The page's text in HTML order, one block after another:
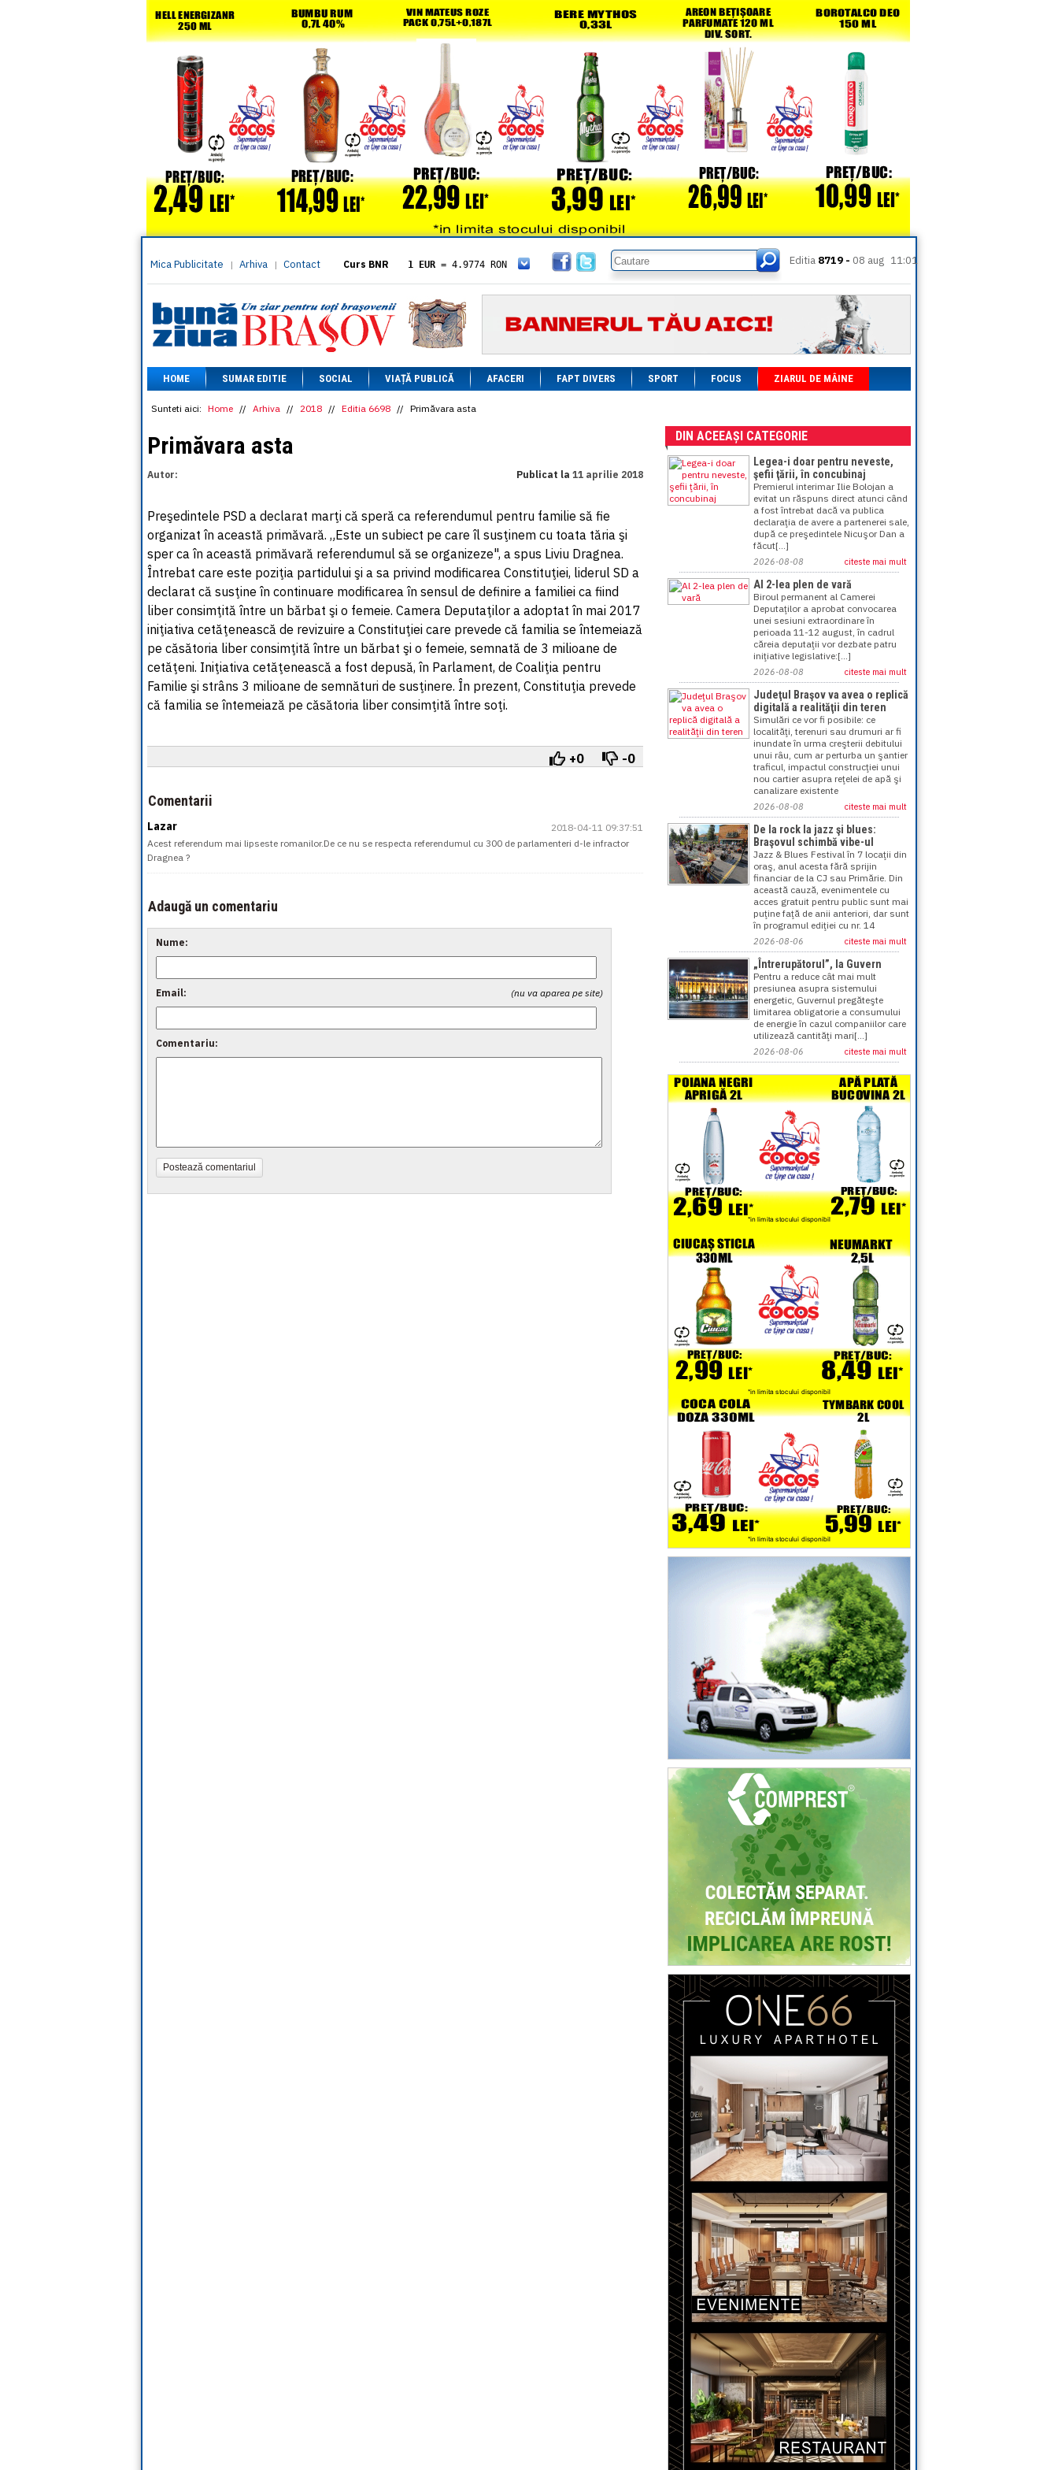
Mica Publicitate | Arhiva | Contact Curs BNR 1 EUR = 4.9774 RON
= 5.8304 RON
1 XAU= 464.4611 RON
1 AED= 1.1933 RON
1 AUD= 2.7957 RON
1 BGN= 2.5449 RON
1 CAD= 3.1559 RON
1 CHF= 5.2813 RON
1 CNY= 0.6015 RON
1 MDL= 0.2538 RON
1 MXN= 0.2227 RON
1 NOK
= 0.4191 RON
1 NZD
= 2.6097 RON
1 PLN= 1.1646 RON
1 RSD= 0.0425 RON
= 0.0530 RON
= 0.4526 RON
1 TRY= 0.1141 RON
1 UAH= 0.1048 RON
1 XDR= 5.9383 RON
1 ZAR
= 0.2318 RON
Editia 8719 - 08 aug 11:01
HOME SUMAR EDITIE SOCIAL VIAȚĂ PUBLICĂ AFACERI FAPT DIVERS SPORT FOCUS ZIARUL DE MÂINE
Sunteti aici: Home // Arhiva // 2018 // Editia 6698 // Primăvara asta
Primăvara asta
Autor: Publicat la 11 aprilie 2018
Preşedintele PSD a declarat marţi că speră ca referendumul pentru familie să fie
organizat în această primăvară. „Este un subiect pe care îl susţinem cu toata tăria şi
sper ca în această primăvară referendumul să se organizeze", a spus Liviu Dragnea.
Întrebat care este poziţia partidului şi a sa privind modificarea Constituţiei, liderul SD a
declarat că susţine în continuare modificarea în sensul de definire a familiei ca fiind
liber consimţită între un bărbat şi o femeie. Camera Deputaţilor a adoptat în mai 2017
iniţiativa cetăţenească de revizuire a Constituţiei care prevede că familia se întemeiază
pe căsătoria liber consimţită între un bărbat şi o femeie, semnată de 3 milioane de
cetăţeni. Iniţiativa cetăţenească a fost depusă, în Parlament, de Coaliţia pentru
Familie şi strâns 3 milioane de semnături de susţinere. În prezent, Constituţia prevede
că familia se întemeiază pe căsătoria liber consimţită între soţi.
+0 -0
Comentarii
Lazar
2018-04-11 09:37:51
Acest referendum mai lipseste romanilor.De ce nu se respecta referendumul cu 300 de parlamenteri d-le infractor
Dragnea ?
Adaugă un comentariu
Nume:
(nu va aparea pe site)
Email:
Comentariu:
Postează comentariul
DIN ACEEAȘI CATEGORIE
Legea-i doar pentru neveste,
şefii ţării, în concubinaj
Premierul interimar Ilie Bolojan a
evitat un răspuns direct atunci când
a fost întrebat dacă va publica
declaraţia de avere a partenerei sale,
după ce preşedintele Nicuşor Dan a
făcut[...]
2026-08-08 citeste mai mult
Al 2-lea plen de vară
Biroul permanent al Camerei
Deputaţilor a aprobat convocarea
unei sesiuni extraordinare în
perioada 11-12 august, în cadrul
căreia deputaţii vor dezbate patru
iniţiative legislative:[...]
2026-08-08 citeste mai mult
Judeţul Braşov va avea o replică
digitală a realităţii din teren
Simulări ce vor fi posibile: ce
localităţi, terenuri sau drumuri ar fi
inundate în urma creşterii debitului
unui râu, cum ar perturba un şantier
traficul, impactul construcţiei unui
nou cartier asupra reţelei de apă şi
canalizare existente
2026-08-08 citeste mai mult
De la rock la jazz şi blues:
Braşovul schimbă vibe-ul
Jazz & Blues Festival în 7 locaţii din
oraş, anul acesta fără sprijin
financiar de la CJ sau Primărie. Din
această cauză, evenimentele cu
acces gratuit pentru public sunt mai
puţine faţă de anii anteriori, dar sunt
în programul ediţiei cu nr. 14
2026-08-06 citeste mai mult
„Întrerupătorul”, la Guvern
Pentru a reduce cât mai mult
presiunea asupra sistemului
energetic, Guvernul pregăteşte
limitarea obligatorie a consumului
de energie în cazul companiilor care
utilizează cantităţi mari[...]
2026-08-06 citeste mai mult